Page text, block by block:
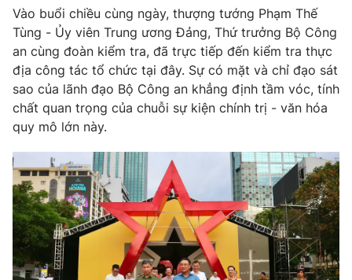
Cơ quan chủ quản:Đài Truyền hình Việt Nam
Cơ quan báo chí:Thời báo VTV
Giấy phép hoạt động báo in và báo điện tử số 483/GP-BTTTT
cấp ngày 29/12/2023
Tổng Biên tập:Vũ Thanh Thủy
Phó Tổng Biên tập:
Nguyễn Trọng Ninh
Tổng đài VTV:024.38 355 931 - 024.38 355 932
Ðiện thoại Thời báo VTV: 024.66 897 897
Email:toasoan@vtv.vn
Liên hệ quảng cáo:
024-7300.7108
Vào buổi chiều cùng ngày, thượng tướng Phạm Thế
Tùng - Ủy viên Trung ương Đảng, Thứ trưởng Bộ Công
an cùng đoàn kiểm tra, đã trực tiếp đến kiểm tra thực
địa công tác tổ chức tại đây. Sự có mặt và chỉ đạo sát
sao của lãnh đạo Bộ Công an khẳng định tầm vóc, tính
chất quan trọng của chuỗi sự kiện chính trị - văn hóa
quy mô lớn này.